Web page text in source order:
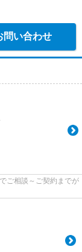
問い合わせ
ご相談～ご契約までが